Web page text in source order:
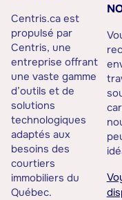
Centris.ca est
propulsé par
Centris, une
entreprise offrant
une vaste gamme
d’outils et de
solutions
technologiques
adaptés aux
besoins des
courtiers
immobiliers du
Québec.